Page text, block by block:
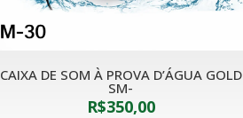
CAIXA DE SOM À PROVA D’ÁGUA GOLD
SM-
R$350,00